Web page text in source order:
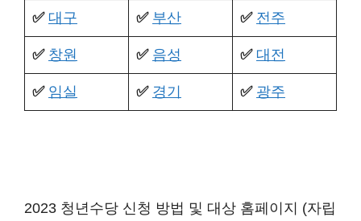
✅️ 대구 ✅️ 부산 ✅️ 전주
✅️ 창원 ✅️ 음성 ✅️ 대전
✅️ 임실 ✅️ 경기 ✅️ 광주
2023 청년수당 신청 방법 및 대상 홈페이지 (자립